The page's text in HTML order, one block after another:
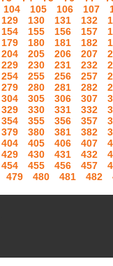
104 105 106 107
129 130 131 132
154 155 156 157
179 180 181 182
204 205 206 207
229 230 231 232
254 255 256 257
279 280 281 282
304 305 306 307
329 330 331 332
354 355 356 357
379 380 381 382
404 405 406 407
429 430 431 432
454 455 456 457
479 480 481 482